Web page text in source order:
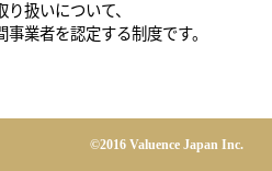
扱いについて、
業者を認定する制度です。
©2016 Valuence Japan Inc.